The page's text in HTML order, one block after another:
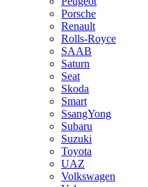
Porsche
Renault
Rolls-Royce
SAAB
Saturn
Seat
Skoda
Smart
SsangYong
Subaru
Suzuki
Toyota
UAZ
Volkswagen